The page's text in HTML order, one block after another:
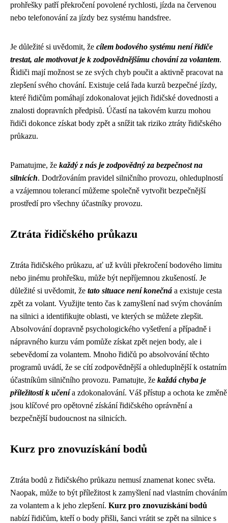
prohřešky patří překročení povolené rychlosti, jízda na červenou
nebo telefonování za jízdy bez systému handsfree.
Je důležité si uvědomit, že cílem bodového systému není řidiče
trestat, ale motivovat je k zodpovědnějšímu chování za volantem.
Řidiči mají možnost se ze svých chyb poučit a aktivně pracovat na
zlepšení svého chování. Existuje celá řada kurzů bezpečné jízdy,
které řidičům pomáhají zdokonalovat jejich řidičské dovednosti a
znalosti dopravních předpisů. Účastí na takovém kurzu mohou
řidiči dokonce získat body zpět a snížit tak riziko ztráty řidičského
průkazu.
Pamatujme, že každý z nás je zodpovědný za bezpečnost na
silnicích. Dodržováním pravidel silničního provozu, ohleduplností
a vzájemnou tolerancí můžeme společně vytvořit bezpečnější
prostředí pro všechny účastníky provozu.
Ztráta řidičského průkazu
Ztráta řidičského průkazu, ať už kvůli překročení bodového limitu
nebo jinému prohřešku, může být nepříjemnou zkušeností. Je
důležité si uvědomit, že tato situace není konečná a existuje cesta
zpět za volant. Využijte tento čas k zamyšlení nad svým chováním
na silnici a identifikujte oblasti, ve kterých se můžete zlepšit.
Absolvování dopravně psychologického vyšetření a případně i
nápravného kurzu vám pomůže získat zpět nejen body, ale i
sebevědomí za volantem. Mnoho řidičů po absolvování těchto
programů uvádí, že se cítí zodpovědnější a ohleduplnější k ostatním
účastníkům silničního provozu. Pamatujte, že každá chyba je
příležitostí k učenía zdokonalování. Váš přístup a ochota ke změně
jsou klíčové pro opětovné získání řidičského oprávnění a
bezpečnější budoucnost na silnicích.
Kurz pro znovuzískání bodů
Ztráta bodů z řidičského průkazu nemusí znamenat konec světa.
Naopak, může to být příležitost k zamyšlení nad vlastním chováním
za volantem a k jeho zlepšení. Kurz pro znovuzískání bodů
nabízí řidičům, kteří o body přišli, šanci vrátit se zpět na silnice s